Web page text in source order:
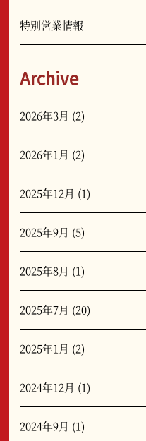
特別営業情報
Archive
2026年3月 (2)
2026年1月 (2)
2025年12月 (1)
2025年9月 (5)
2025年8月 (1)
2025年7月 (20)
2025年1月 (2)
2024年12月 (1)
2024年9月 (1)